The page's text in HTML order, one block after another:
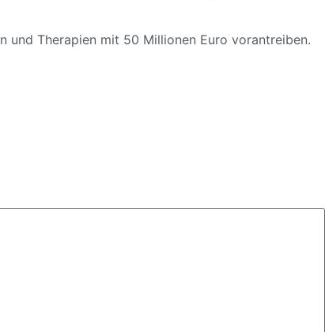
und Therapien mit 50 Millionen Euro vorantreiben.